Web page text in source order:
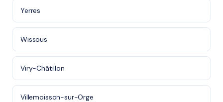
Yerres
Wissous
Viry-Châtillon
Villemoisson-sur-Orge